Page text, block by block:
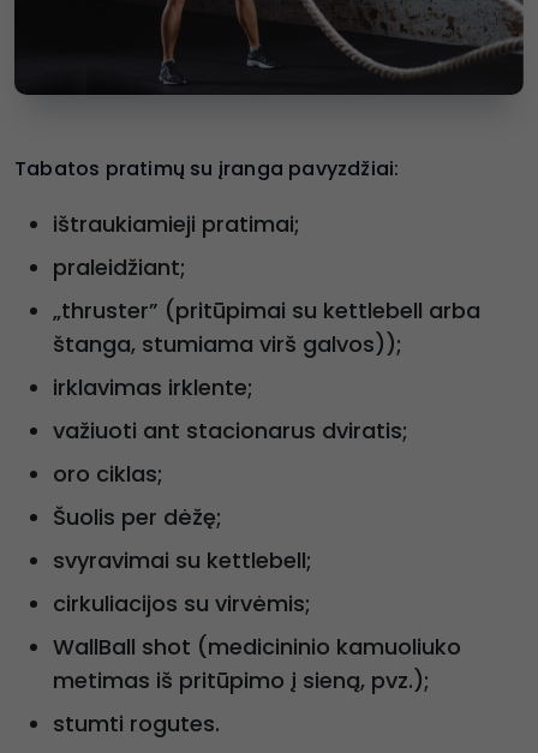
Tabatos pratimų su įranga pavyzdžiai:
ištraukiamieji pratimai;
praleidžiant;
„thruster” (pritūpimai su kettlebell arba
štanga, stumiama virš galvos));
irklavimas irklente;
važiuoti ant stacionarus dviratis;
oro ciklas;
Šuolis per dėžę;
svyravimai su kettlebell;
cirkuliacijos su virvėmis;
WallBall shot (medicininio kamuoliuko
metimas iš pritūpimo į sieną, pvz.);
stumti rogutes.